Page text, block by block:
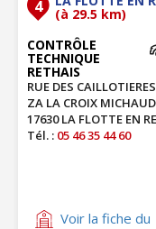
4
(à 29.5 km)
CONTRÔLE
TECHNIQUE
RETHAIS
RUE DES CAILLOTIERES
ZA LA CROIX MICHAUD
17630 LA FLOTTE EN RE
Tél. : 05 46 35 44 60
Voir la fiche du